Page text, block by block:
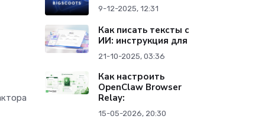
9-12-2025, 12:31
Как писать тексты с
ИИ: инструкция для
21-10-2025, 03:36
Как настроить
OpenClaw Browser
Relay:
15-05-2026, 20:30